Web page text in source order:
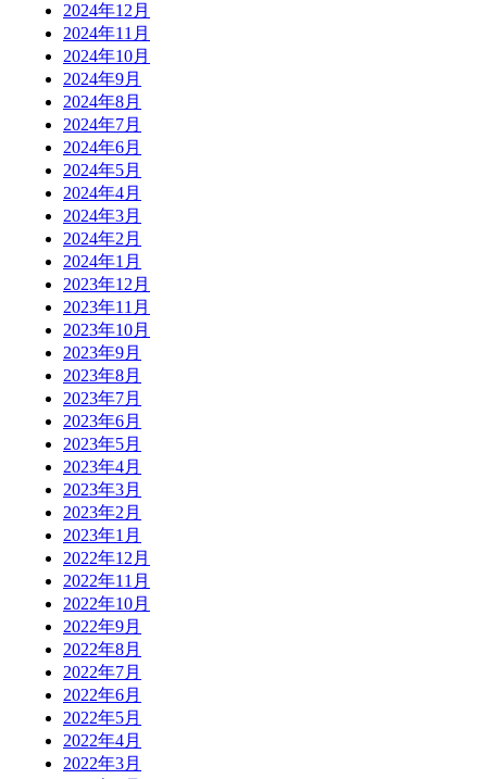
2024年12月
2024年11月
2024年10月
2024年9月
2024年8月
2024年7月
2024年6月
2024年5月
2024年4月
2024年3月
2024年2月
2024年1月
2023年12月
2023年11月
2023年10月
2023年9月
2023年8月
2023年7月
2023年6月
2023年5月
2023年4月
2023年3月
2023年2月
2023年1月
2022年12月
2022年11月
2022年10月
2022年9月
2022年8月
2022年7月
2022年6月
2022年5月
2022年4月
2022年3月